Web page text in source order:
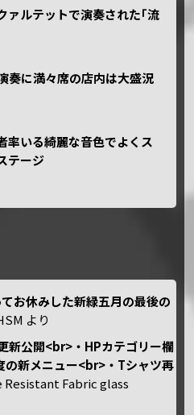
ァルテットで演奏された｢流
奏に満々席の店内は大盛況
率いる綺麗な音色でよくス
テージ
お休みした新緑五月の最後の
より
新公開<br>・HPカテゴリー欄
の新メニュー<br>・Tシャツ再
Resistant Fabric glass